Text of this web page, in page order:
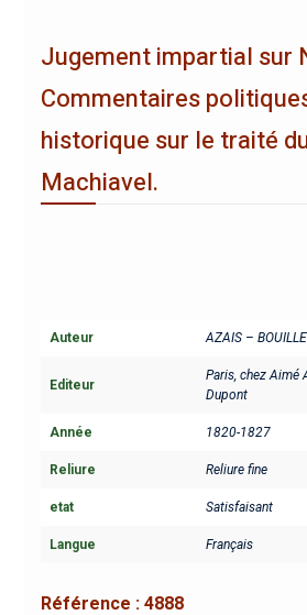
Jugement impartial sur
Commentaires
historique sur le traité
Machiavel.
Auteur AZAIS – BOUILLE
Editeur
Paris, chez Aimé
Dupont
Année 1820-1827
Reliure Reliure fine
etat Satisfaisant
Langue Français
Référence : 4888